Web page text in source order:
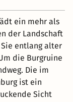
ein mehr als
der Landschaft
Sie entlang alter
die Burgruine
Die im
ist ein
Sicht